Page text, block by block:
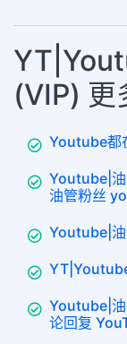
(VIP) 更
Youtube都
Youtube|
油管粉丝
Youtube|
Youtube|
论回复